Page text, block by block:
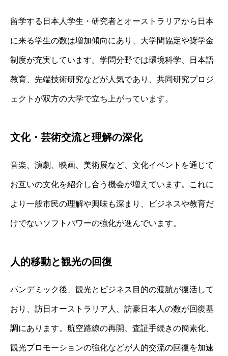
留学する日本人学生・研究者とオーストラリアから日本
に来る学生の数は増加傾向にあり、大学間協定や奨学金
制度が充実しています。学問分野では環境科学、日本語
教育、先端技術研究などが人気であり、共同研究プロジ
ェクトが双方の大学で立ち上がっています。
文化・芸術交流と理解の深化
音楽、演劇、映画、美術展など、文化イベントを通じて
お互いの文化を紹介し合う機会が増えています。これに
より一般市民の理解や興味も深まり、ビジネスや教育だ
けでないソフトパワーの強化が進んでいます。
人的移動と観光の回復
パンデミック後、観光とビジネス目的の渡航が復活して
おり、訪日オーストラリア人、訪豪日本人の数が回復基
調にあります。航空路線の再開、査証手続きの簡素化、
観光プロモーションの強化などが人的交流の回復を加速